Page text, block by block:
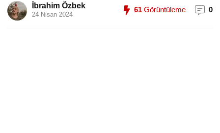
İbrahim Özbek
24 Nisan 2024
61 Görüntüleme 0